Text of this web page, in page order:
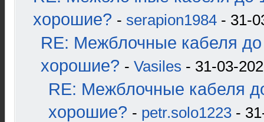
хорошие? - serapion1984 - 31-
RE: Межблочные кабеля до
хорошие? - Vasiles - 31-03-
RE: Межблочные кабеля
хорошие? - petr.solo1223 -